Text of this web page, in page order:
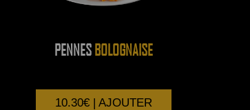
PENNESBOLOGNAISE
10.30€ | AJOUTER